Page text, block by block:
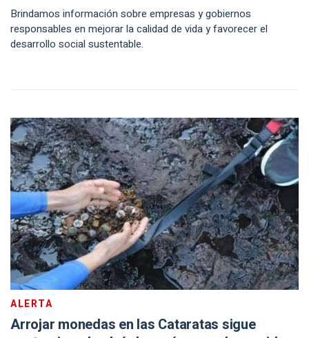
Brindamos información sobre empresas y gobiernos
responsables en mejorar la calidad de vida y favorecer el
desarrollo social sustentable.
ALERTA
Arrojar monedas en las Cataratas sigue